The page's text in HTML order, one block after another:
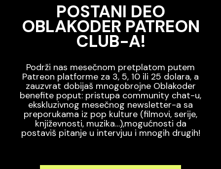
POSTANI DEO
OBLAKODER PATREON
CLUB-A!
Podrži nas mesečnom pretplatom putem
Patreon platforme za 3, 5, 10 ili 25 dolara, a
zauzvrat dobijaš mnogobrojne Oblakoder
benefite poput: pristupa community chat-u,
ekskluzivnog mesečnog newsletter-a sa
preporukama iz pop kulture (filmovi, serije,
književnosti, muzika…),mogućnosti da
postaviš pitanje u intervjuu i mnogih drugih!